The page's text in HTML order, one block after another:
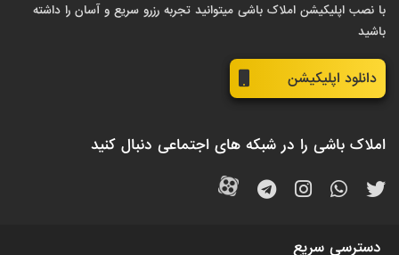
با نصب اپلیکیشن املاک باشی میتوانید تجربه رزرو سریع و آسان را داشته
باشید
دانلود اپلیکیشن
املاک باشی را در شبکه های اجتماعی دنبال کنید
دسترسی سریع